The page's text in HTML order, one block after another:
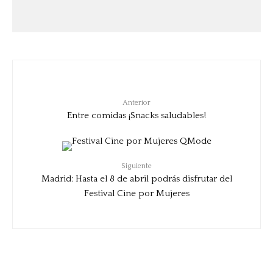
Anterior
Entre comidas ¡Snacks saludables!
Siguiente
Madrid: Hasta el 8 de abril podrás disfrutar del
Festival Cine por Mujeres